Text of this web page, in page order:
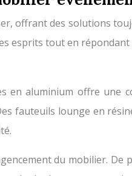
offrant des solutions
esprits tout en
aluminium offre une
fauteuils lounge en
du mobilier.